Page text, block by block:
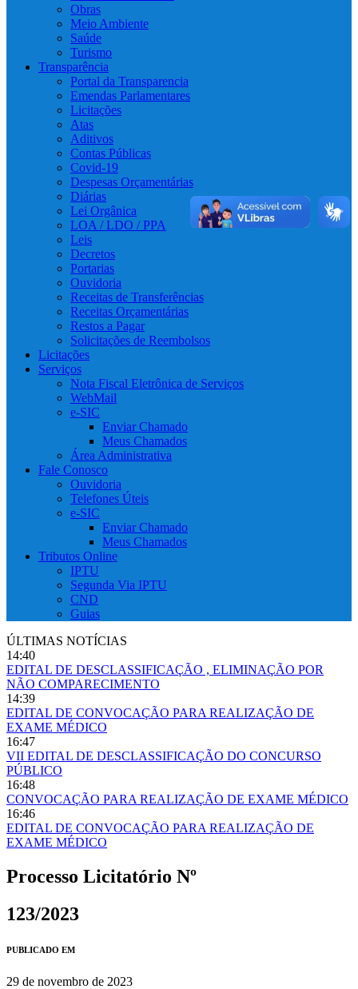
Obras
Meio Ambiente
Saúde
Turismo
Transparência
Portal da Transparencia
Emendas Parlamentares
Licitações
Atas
Aditivos
Contas Públicas
Covid-19
Despesas Orçamentárias
Diárias
Lei Orgânica
LOA / LDO / PPA
Leis
Decretos
Portarias
Ouvidoria
Receitas de Transferências
Receitas Orçamentárias
Restos a Pagar
Solicitações de Reembolsos
Licitações
Serviços
Nota Fiscal Eletrônica de Serviços
WebMail
e-SIC
Enviar Chamado
Meus Chamados
Área Administrativa
Fale Conosco
Ouvidoria
Telefones Úteis
e-SIC
Enviar Chamado
Meus Chamados
Tributos Online
IPTU
Segunda Via IPTU
CND
Guias
ÚLTIMAS NOTÍCIAS
14:40
EDITAL DE DESCLASSIFICAÇÃO , ELIMINAÇÃO POR
NÃO COMPARECIMENTO
14:39
EDITAL DE CONVOCAÇÃO PARA REALIZAÇÃO DE
EXAME MÉDICO
16:47
VII EDITAL DE DESCLASSIFICAÇÃO DO CONCURSO
PÚBLICO
16:48
CONVOCAÇÃO PARA REALIZAÇÃO DE EXAME MÉDICO
16:46
EDITAL DE CONVOCAÇÃO PARA REALIZAÇÃO DE
EXAME MÉDICO
Processo Licitatório Nº
123/2023
PUBLICADO EM
29 de novembro de 2023